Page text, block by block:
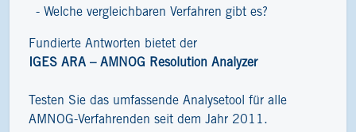
Welche vergleichbaren Verfahren gibt es?
Fundierte Antworten bietet der
IGES ARA – AMNOG Resolution Analyzer
Testen Sie das umfassende Analysetool für alle
AMNOG-Verfahrenden seit dem Jahr 2011.